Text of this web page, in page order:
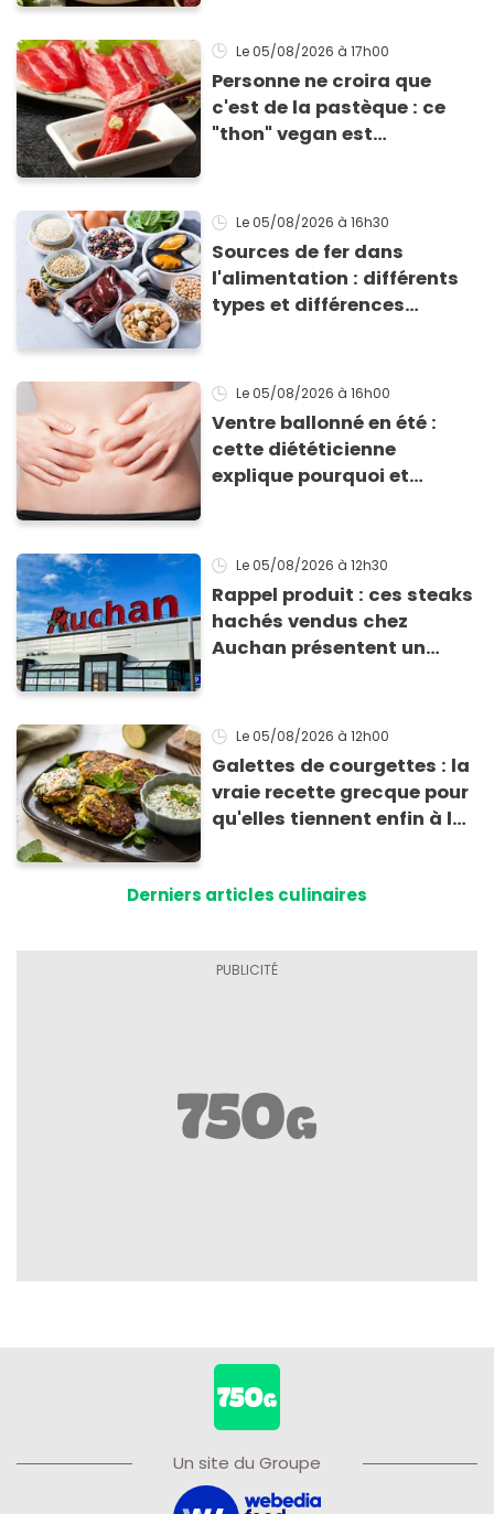
grillades
Le 05/08/2026 à 17h00
Personne ne croira que
c'est de la pastèque : ce
"thon" vegan est
Le 05/08/2026 à 16h30
Sources de fer dans
l'alimentation : différents
types et différences
Le 05/08/2026 à 16h00
Ventre ballonné en été :
cette diététicienne
explique pourquoi et
Le 05/08/2026 à 12h30
Rappel produit : ces steaks
hachés vendus chez
Auchan présentent un
Le 05/08/2026 à 12h00
Galettes de courgettes : la
vraie recette grecque pour
qu'elles tiennent enfin à la
Derniers articles culinaires
Un site du Groupe